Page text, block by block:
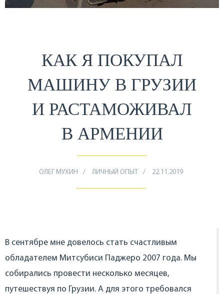
КАК Я ПОКУПАЛ
МАШИНУ В ГРУЗИИ
И РАСТАМОЖИВАЛ
В АРМЕНИИ
ОЛЕГ МУХИН ЛИЧНЫЙ ОПЫТ 22.11.2019
В сентябре мне довелось стать счастливым
обладателем Митсубиси Паджеро 2007 года. Мы
собирались провести несколько месяцев,
путешествуя по Грузии. А для этого требовался